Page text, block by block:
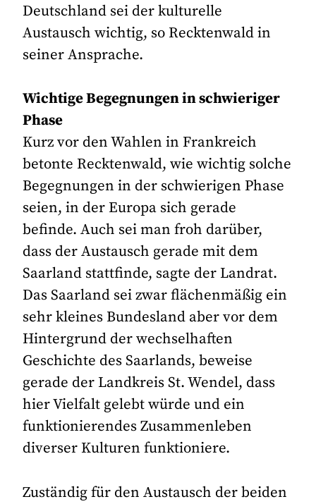
Deutschland sei der kulturelle
Austausch wichtig, so Recktenwald in
seiner Ansprache.
Wichtige Begegnungen in schwieriger
Phase
Kurz vor den Wahlen in Frankreich
betonte Recktenwald, wie wichtig solche
Begegnungen in der schwierigen Phase
seien, in der Europa sich gerade
befinde. Auch sei man froh darüber,
dass der Austausch gerade mit dem
Saarland stattfinde, sagte der Landrat.
Das Saarland sei zwar flächenmäßig ein
sehr kleines Bundesland aber vor dem
Hintergrund der wechselhaften
Geschichte des Saarlands, beweise
gerade der Landkreis St. Wendel, dass
hier Vielfalt gelebt würde und ein
funktionierendes Zusammenleben
diverser Kulturen funktioniere.
Zuständig für den Austausch der beiden